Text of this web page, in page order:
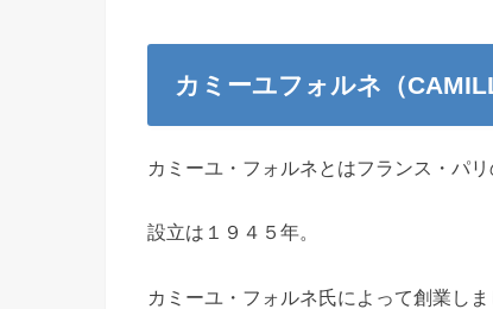
カミーユフォルネ（
カミーユ・フォルネとはフランス・パリ
設立は１９４５年。
カミーユ・フォルネ氏によって創業しま